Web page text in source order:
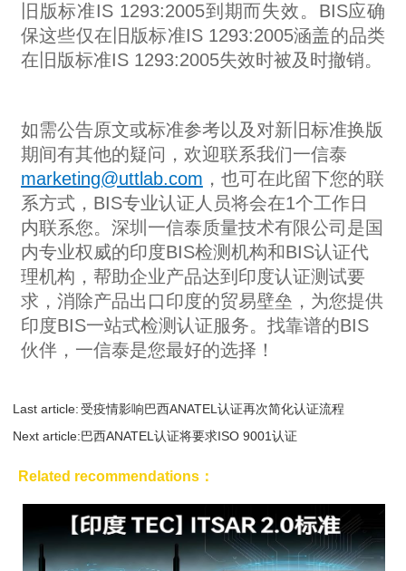
旧版标准IS 1293:2005到期而失效。BIS应确
保这些仅在旧版标准IS 1293:2005涵盖的品类
在旧版标准IS 1293:2005失效时被及时撤销。
如需公告原文或标准参考以及对新旧标准换版
期间有其他的疑问，欢迎联系我们一信泰
marketing@uttlab.com ，也可在此留下您的联
系方式，BIS专业认证人员将会在1个工作日
内联系您。深圳一信泰质量技术有限公司是国
内专业权威的印度BIS检测机构和BIS认证代
理机构，帮助企业产品达到印度认证测试要
求，消除产品出口印度的贸易壁垒，为您提供
印度BIS一站式检测认证服务。找靠谱的BIS
伙伴，一信泰是您最好的选择！
Last article: 受疫情影响巴西ANATEL认证再次简化认证流程
Next article:巴西ANATEL认证将要求ISO 9001认证
Related recommendations：